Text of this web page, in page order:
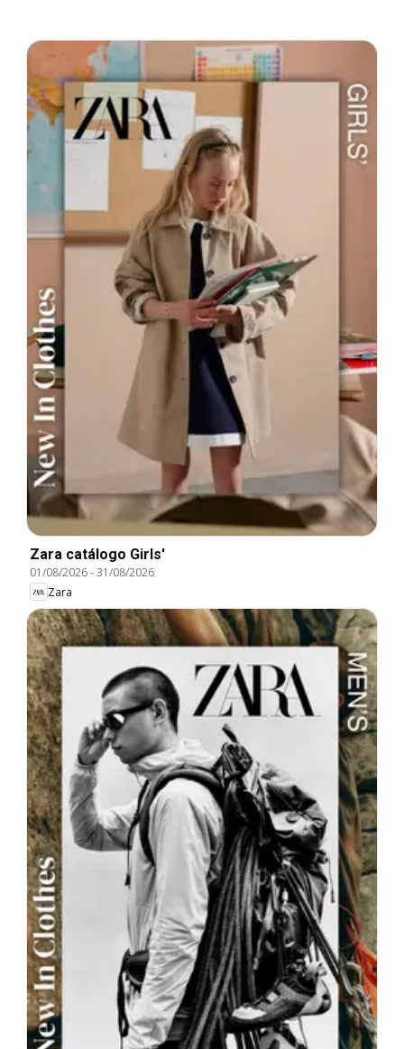
Zara catálogo Girls'
01/08/2026-31/08/2026
Zara